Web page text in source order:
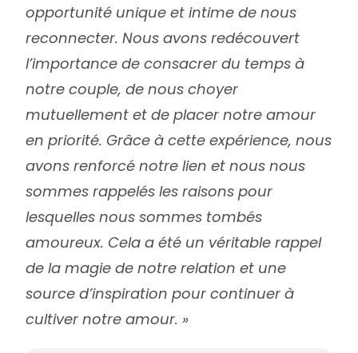
opportunité unique et intime de nous
reconnecter. Nous avons redécouvert
l’importance de consacrer du temps à
notre couple, de nous choyer
mutuellement et de placer notre amour
en priorité. Grâce à cette expérience, nous
avons renforcé notre lien et nous nous
sommes rappelés les raisons pour
lesquelles nous sommes tombés
amoureux. Cela a été un véritable rappel
de la magie de notre relation et une
source d’inspiration pour continuer à
cultiver notre amour. »